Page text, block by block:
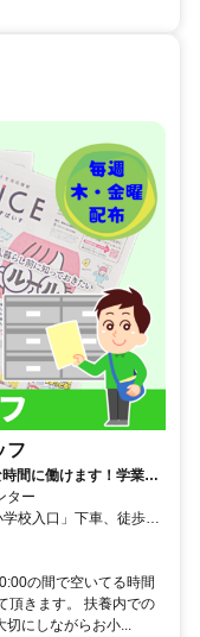
フ
間に働けます！学業や
ター
の間で空いてる時間
頂きます。 扶養内での
切にしながらお小...